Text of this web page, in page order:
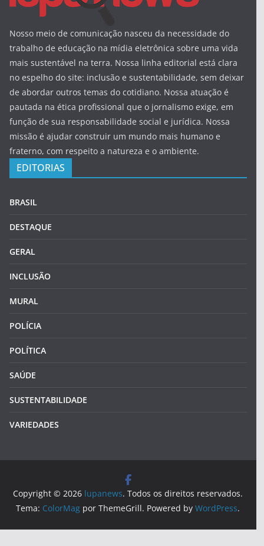
Nosso meio de comunicação nasceu da necessidade do
trabalho de educação na mídia eletrônica sobre uma vida
mais sustentável na terra. Nossa linha editorial está clara
no espelho do site: inclusão e sustentabilidade, sem deixar
de abordar outros temas do cotidiano. Nossa atuação é
pautada na ética profissional que o jornalismo exige, em
função de sua responsabilidade social e jurídica. Nossa
missão é ajudar construir um mundo mais humano e
fraterno, com respeito a natureza e o ambiente.
EDITORIAS
BRASIL
DESTAQUE
GERAL
INCLUSÃO
MURAL
POLÍCIA
POLÍTICA
SAÚDE
SUSTENTABILIDADE
VARIEDADES
Copyright © 2026 lupanews. Todos os direitos reservados.
Tema: ColorMag por ThemeGrill. Powered byWordPress.